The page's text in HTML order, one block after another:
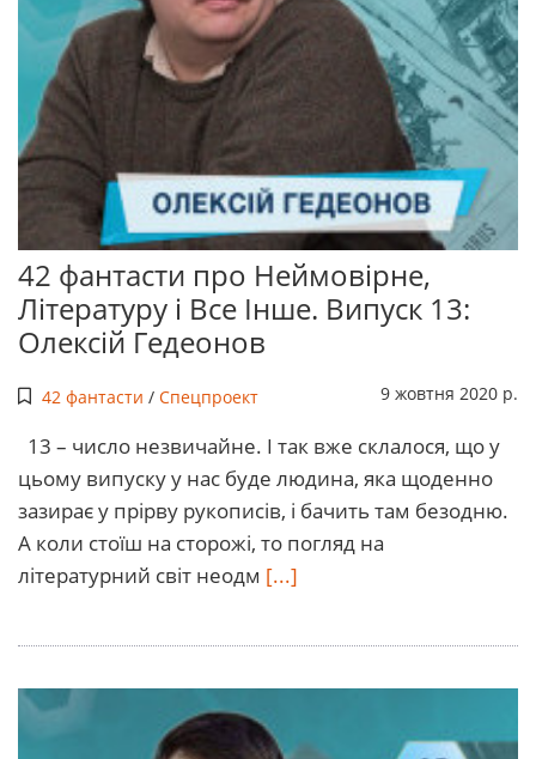
42 фантасти про Неймовірне,
Літературу і Все Інше. Випуск 13:
Олексій Гедеонов
42 фантасти / Спецпроект 9 жовтня 2020 р.
13 – число незвичайне. І так вже склалося, що у
цьому випуску у нас буде людина, яка щоденно
зазирає у прірву рукописів, і бачить там безодню.
А коли стоїш на сторожі, то погляд на
літературний світ неодм [...]